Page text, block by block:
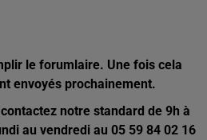
le forumlaire. Une fois cela
envoyés prochainement.
notre standard de 9h à
au vendredi au 05 59 84 02 16